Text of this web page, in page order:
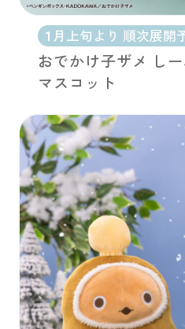
1月上旬より 順次展開
おでかけ子ザメ し
マスコット